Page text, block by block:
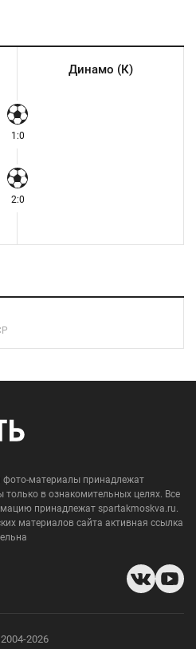
Динамо (К)
1:0
2:0
фото-материалы принадлежат
в ознакомительных целях. Все
принадлежат spartakmoskva.ru.
материалов сайта активная ссылка
2026